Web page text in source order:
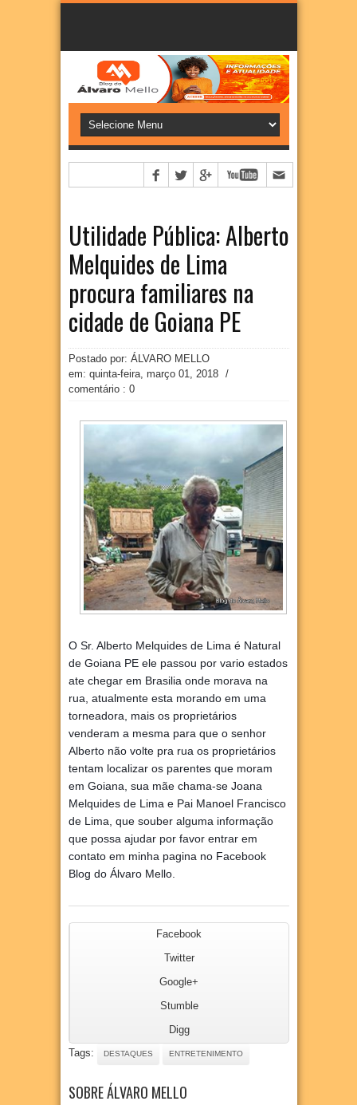
Utilidade Pública: Alberto
Melquides de Lima
procura familiares na
cidade de Goiana PE
Postado por: ÁLVARO MELLO
em: quinta-feira, março 01, 2018
/
comentário : 0
O Sr. Alberto Melquides de Lima é Natural
de Goiana PE ele passou por vario estados
ate chegar em Brasilia onde morava na
rua, atualmente esta morando em uma
torneadora, mais os proprietários
venderam a mesma para que o senhor
Alberto não volte pra rua os proprietários
tentam localizar os parentes que moram
em Goiana, sua mãe chama-se Joana
Melquides de Lima e Pai Manoel Francisco
de Lima, que souber alguma informação
que possa ajudar por favor entrar em
contato em minha pagina no Facebook
Blog do Álvaro Mello.
Facebook
Twitter
Google+
Stumble
Digg
Tags:
DESTAQUES ENTRETENIMENTO
SOBRE ÁLVARO MELLO